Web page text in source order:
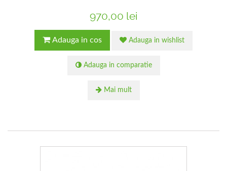
970,00 lei
Adauga in cos Adauga in wishlist
Adauga in comparatie
Mai mult